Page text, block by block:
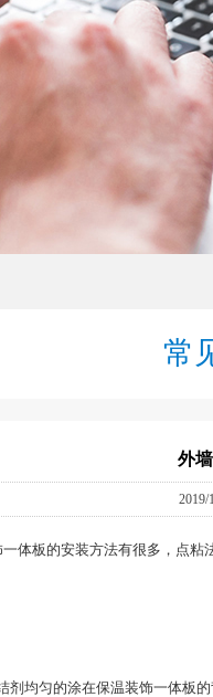
常
外
体板的安装方法有很多，点
剂均匀的涂在保温装饰一体板